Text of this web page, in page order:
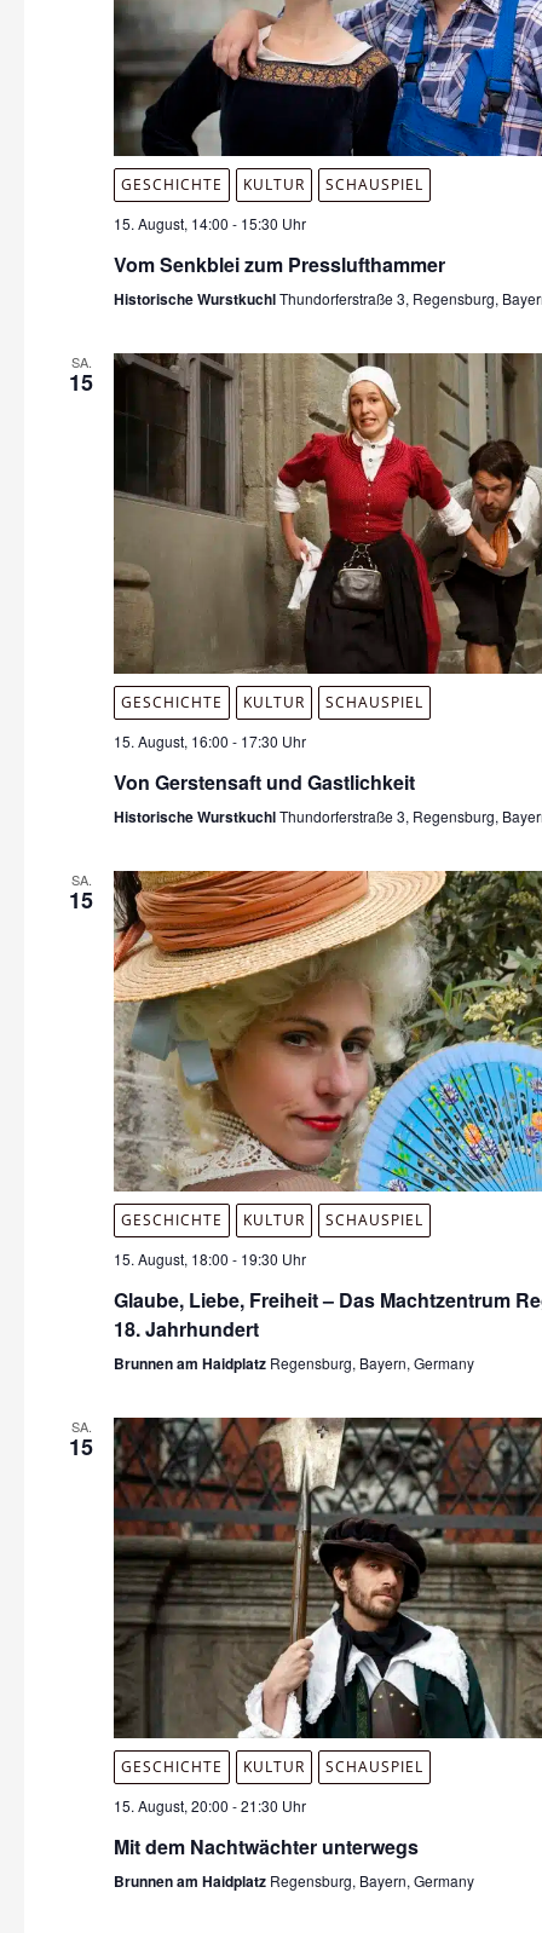
GESCHICHTE KULTUR
SCHAUSPIEL
15. August, 14:00 - 15:30 Uhr
Vom Senkblei zum Presslufthammer
Historische WurstkuchlThundorferstraße 3, Regensburg,
SA.
15
GESCHICHTE KULTUR
SCHAUSPIEL
15. August, 16:00 - 17:30 Uhr
Von Gerstensaft und Gastlichkeit
Historische WurstkuchlThundorferstraße 3, Regensburg,
SA.
15
GESCHICHTE KULTUR
SCHAUSPIEL
15. August, 18:00 - 19:30 Uhr
Glaube, Liebe, Freiheit – Das Machtzentrum
18. Jahrhundert
Brunnen am Haidplatz Regensburg, Bayern, Germany
SA.
15
GESCHICHTE KULTUR
SCHAUSPIEL
15. August, 20:00 -21:30 Uhr
Mit dem Nachtwächter unterwegs
Brunnen am Haidplatz Regensburg, Bayern, Germany